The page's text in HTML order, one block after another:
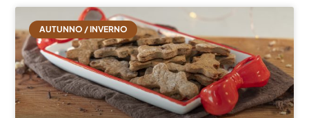
AUTUNNO / INVERNO